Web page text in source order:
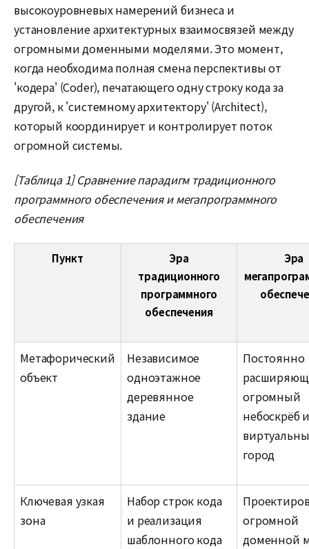
высокоуровневых намерений бизнеса и
установление архитектурных взаимосвязей между
огромными доменными моделями. Это момент,
когда необходима полная смена перспективы от
'кодера' (Coder), печатающего одну строку кода за
другой, к 'системному архитектору' (Architect),
который координирует и контролирует поток
огромной системы.
[Таблица 1] Сравнение парадигм традиционного
программного обеспечения и мегапрограммного
обеспечения
Пункт
Эра
традиционного
программного
обеспечения
Эра
Метафорический
объект
Независимое
одноэтажное
деревянное
здание
Постоянно
огромный
небоскрёб
город
Ключевая узкая
зона
Набор строк кода
и реализация
шаблонного кода
огромной
доменной